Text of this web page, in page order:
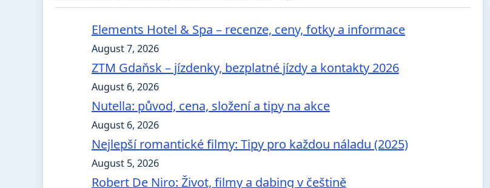
Elements Hotel & Spa – recenze, ceny, fotky a informace
August 7, 2026
ZTM Gdaňsk – jízdenky, bezplatné jízdy a kontakty 2026
August 6, 2026
Nutella: původ, cena, složení a tipy na akce
August 6, 2026
Nejlepší romantické filmy: Tipy pro každou náladu (2025)
August 5, 2026
Robert De Niro: Život, filmy a dabing v češtině